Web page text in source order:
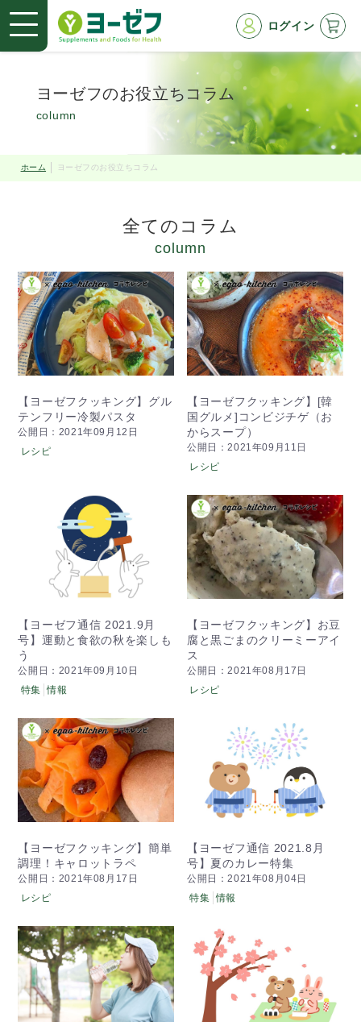
ログイン
ヨーゼフのお役立ちコラム
column
ホーム ヨーゼフのお役立ちコラム
全てのコラム
column
【ヨーゼフクッキング】グル
テンフリー冷製パスタ
公開日：2021年09月12日
レシピ
【ヨーゼフクッキング】[韓
国グルメ]コンビジチゲ（お
からスープ）
公開日：2021年09月11日
レシピ
【ヨーゼフ通信 2021.9月
号】運動と食欲の秋を楽しも
う
公開日：2021年09月10日
特集 情報
【ヨーゼフクッキング】お豆
腐と黒ごまのクリーミーアイ
ス
公開日：2021年08月17日
レシピ
【ヨーゼフクッキング】簡単
調理！キャロットラペ
公開日：2021年08月17日
レシピ
【ヨーゼフ通信 2021.8月
号】夏のカレー特集
公開日：2021年08月04日
特集 情報